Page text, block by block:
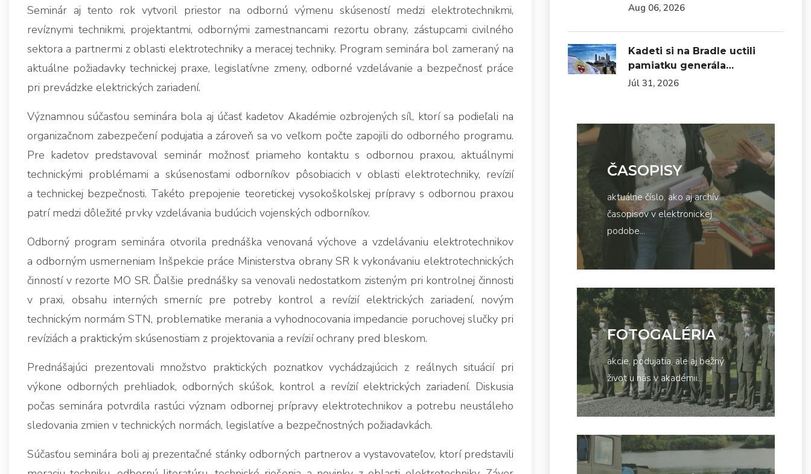
Seminár aj tento rok vytvoril priestor na odbornú výmenu skúseností medzi elektrotechnikmi,
revíznymi technikmi, projektantmi, odbornými zamestnancami rezortu obrany, zástupcami civilného
sektora a partnermi z oblasti elektrotechniky a meracej techniky. Program seminára bol zameraný na
aktuálne požiadavky technickej praxe, legislatívne zmeny, odborné vzdelávanie a bezpečnosť práce
pri prevádzke elektrických zariadení.
Významnou súčasťou seminára bola aj účasť kadetov Akadémie ozbrojených síl, ktorí sa podieľali na
organizačnom zabezpečení podujatia a zároveň sa vo veľkom počte zapojili do odborného programu.
Pre kadetov predstavoval seminár možnosť priameho kontaktu s odbornou praxou, aktuálnymi
technickými problémami a skúsenosťami odborníkov pôsobiacich v oblasti elektrotechniky, revízií
a technickej bezpečnosti. Takéto prepojenie teoretickej vysokoškolskej prípravy s odbornou praxou
patrí medzi dôležité prvky vzdelávania budúcich vojenských odborníkov.
Odborný program seminára otvorila prednáška venovaná výchove a vzdelávaniu elektrotechnikov
a odborným usmerneniam Inšpekcie práce Ministerstva obrany SR k vykonávaniu elektrotechnických
činností v rezorte MO SR. Ďalšie prednášky sa venovali nedostatkom zisteným pri kontrolnej činnosti
v praxi, obsahu interných smerníc pre potreby kontrol a revízií elektrických zariadení, novým
technickým normám STN, problematike merania a vyhodnocovania impedancie poruchovej slučky pri
revíziách a praktickým skúsenostiam z projektovania a revízií ochrany pred bleskom.
Prednášajúci prezentovali množstvo praktických poznatkov vychádzajúcich z reálnych situácií pri
výkone odborných prehliadok, odborných skúšok, kontrol a revízií elektrických zariadení. Diskusia
počas seminára potvrdila rastúci význam odbornej prípravy elektrotechnikov a potrebu neustáleho
sledovania zmien v technických normách, legislatíve a bezpečnostných požiadavkách.
Súčasťou seminára boli aj prezentačné stánky odborných partnerov a vystavovateľov, ktorí predstavili
Aug 06, 2026
Kadeti si na Bradle uctili
pamiatku generála…
Júl 31, 2026
ČASOPISY
aktuálne číslo, ako aj archív
časopisov v elektronickej
podobe...
FOTOGALÉRIA
akcie, podujatia, ale aj bežný
život u nás v akadémii...